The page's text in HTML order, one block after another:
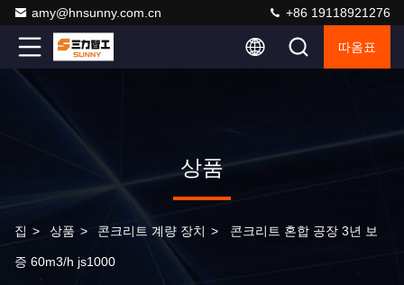
amy@hnsunny.com.cn +86 19118921276
따옴표
상품
집 > 상품 > 콘크리트 계량 장치 > 콘크리트 혼합 공장 3년 보
증 60m3/h js1000